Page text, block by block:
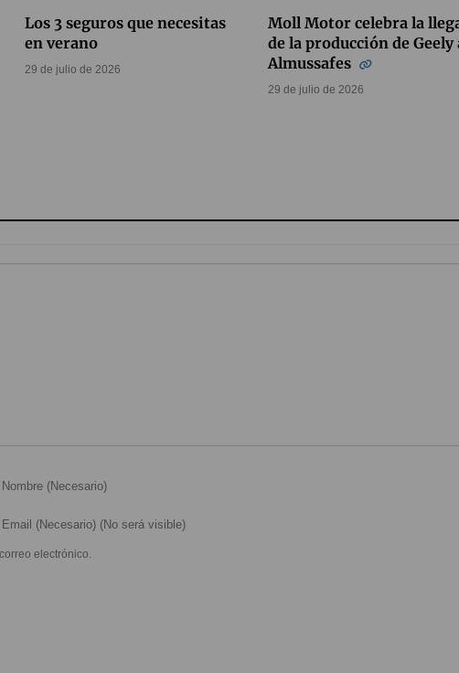
Los 3 seguros que necesitas
en verano
29 de julio de 2026
Moll Motor celebra la
de la producción de Geely
Almussafes
29 de julio de 2026
Nombre (Necesario)
Email (Necesario) (No será visible)
electrónico.